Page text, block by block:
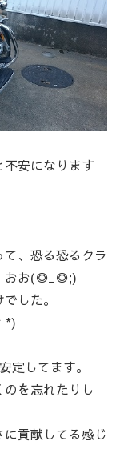
安になります
、恐る恐るクラ
おお(◎_◎;)
した。
*)
定してます。
を忘れたりし
貢献してる感じ